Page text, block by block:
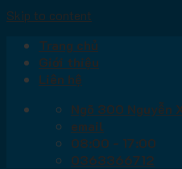
Skip to content
Trang chủ
Giới thiệu
Liên hệ
Ngõ 300 Nguyễn
email
08:00 - 17:00
0363366712